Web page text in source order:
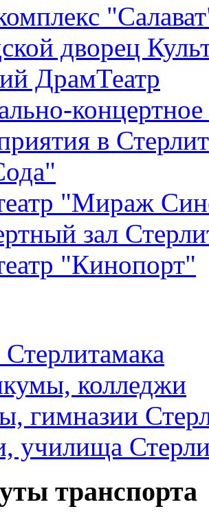
дворец
ДрамТеатр
в
"Мираж
зал
"Кинопорт"
колледжи
гимназии
училища
транспорта